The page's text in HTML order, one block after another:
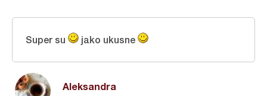
Aleksandra
Super su jako ukusne